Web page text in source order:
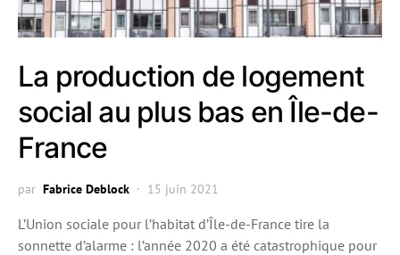
La production de logement
social au plus bas en Île-de-
France
par Fabrice Deblock 15 juin 2021
L’Union sociale pour l’habitat d’Île-de-France tire la
sonnette d’alarme : l’année 2020 a été catastrophique pour